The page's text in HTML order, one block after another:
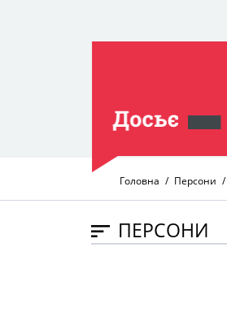
Головна Персони
ПЕРСОНИ